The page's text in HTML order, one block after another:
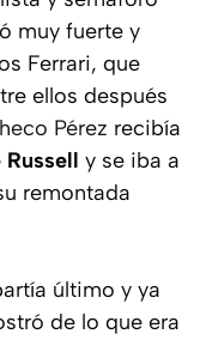
muy fuerte y
Ferrari, que
ellos después
Pérez recibía
y se iba a
remontada
último y ya
de lo que era